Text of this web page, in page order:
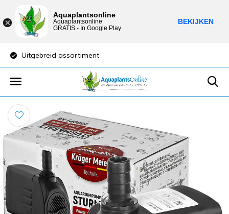
Uitgebreid assortiment
Aquaplantsonline
Aquaplantsonline
GRATIS - In Google Play
BEKIJKEN